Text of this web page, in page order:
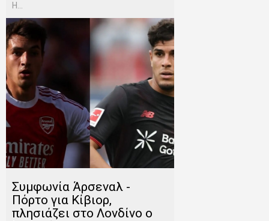
Η...
Συμφωνία Άρσεναλ -
Πόρτο για Κίβιορ,
πλησιάζει στο Λονδίνο ο